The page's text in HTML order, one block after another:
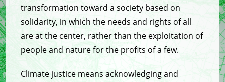
transformation toward a society based on
solidarity, in which the needs and rights of all
are at the center, rather than the exploitation of
people and nature for the profits of a few.
Climate justice means acknowledging and